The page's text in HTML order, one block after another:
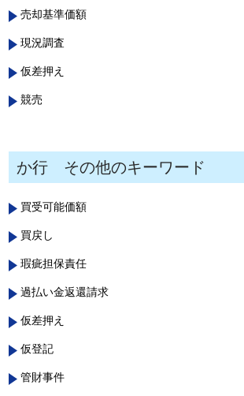
売却基準価額
現況調査
仮差押え
競売
か行 その他のキーワード
買受可能価額
買戻し
瑕疵担保責任
過払い金返還請求
仮差押え
仮登記
管財事件